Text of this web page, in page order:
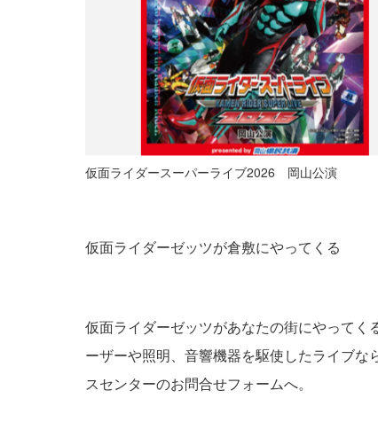
仮面ライダースーパーライブ2026 岡山公演
仮面ライダーゼッツが倉敷にやってくる
仮面ライダーゼッツがあなたの街にやって
ーザーや照明、音響機器を駆使したライブ
スセンターのお問合せフォームへ。